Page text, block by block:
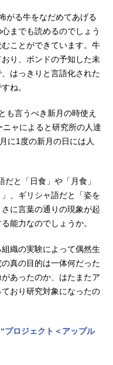
がる牛をなだめてあげる
までも読めるのでしょう
ことができています。牛
り、ボンドの予知した未
はっきりと言語化された
ね。
も言うべき新月の時使え
ャによると研究所の人達
に1度の新月の日には人
だと「日食」や「月食」
、ギリシャ語だと「姿を
に言葉の通りの現象が起
能力なのでしょうか。
織の実験によって偶然生
真の目的は一体何だった
あったのか、はたまたア
おり研究対象になったの
プロジェクト＜アップル